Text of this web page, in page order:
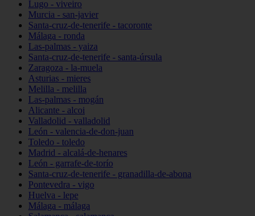
Lugo - viveiro
Murcia - san-javier
Santa-cruz-de-tenerife - tacoronte
Málaga - ronda
Las-palmas - yaiza
Santa-cruz-de-tenerife - santa-úrsula
Zaragoza - la-muela
Asturias - mieres
Melilla - melilla
Las-palmas - mogán
Alicante - alcoi
Valladolid - valladolid
León - valencia-de-don-juan
Toledo - toledo
Madrid - alcalá-de-henares
León - garrafe-de-torío
Santa-cruz-de-tenerife - granadilla-de-abona
Pontevedra - vigo
Huelva - lepe
Málaga - málaga